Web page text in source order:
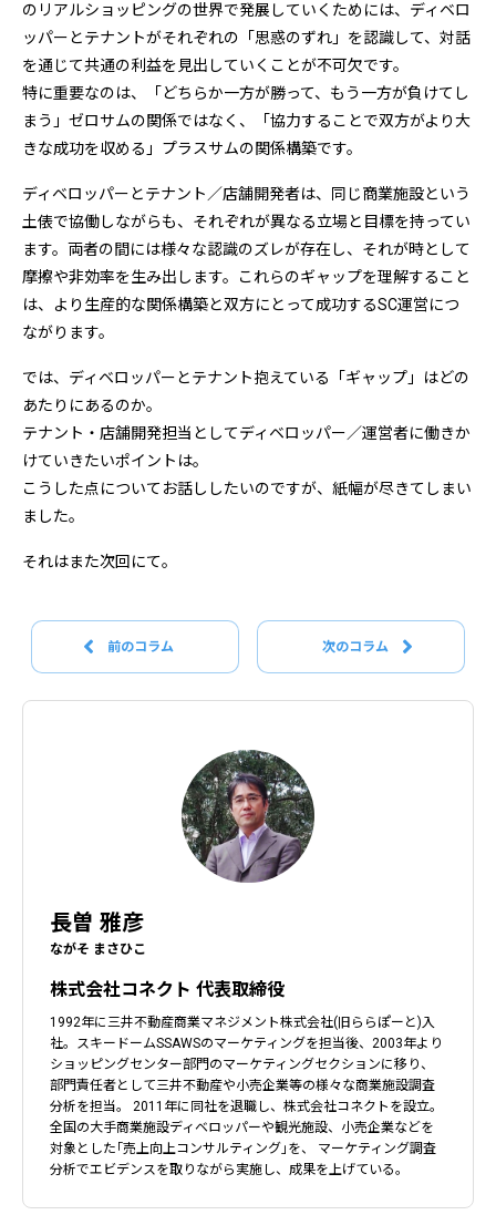
のリアルショッピングの世界で発展していくためには、ディベロ
ッパーとテナントがそれぞれの「思惑のずれ」を認識して、対話
を通じて共通の利益を見出していくことが不可欠です。
特に重要なのは、「どちらか一方が勝って、もう一方が負けてし
まう」ゼロサムの関係ではなく、「協力することで双方がより大
きな成功を収める」プラスサムの関係構築です。
ディベロッパーとテナント／店舗開発者は、同じ商業施設という
土俵で協働しながらも、それぞれが異なる立場と目標を持ってい
ます。両者の間には様々な認識のズレが存在し、それが時として
摩擦や非効率を生み出します。これらのギャップを理解すること
は、より生産的な関係構築と双方にとって成功するSC運営につ
ながります。
では、ディベロッパーとテナント抱えている「ギャップ」はどの
あたりにあるのか。
テナント・店舗開発担当としてディベロッパー／運営者に働きか
けていきたいポイントは。
こうした点についてお話ししたいのですが、紙幅が尽きてしまい
ました。
それはまた次回にて。
前のコラム 次のコラム
長曽 雅彦
ながそ まさひこ
株式会社コネクト 代表取締役
1992年に三井不動産商業マネジメント株式会社(旧ららぽーと)入
社。スキードームSSAWSのマーケティングを担当後、2003年より
ショッピングセンター部門のマーケティングセクションに移り、
部門責任者として三井不動産や小売企業等の様々な商業施設調査
分析を担当。 2011年に同社を退職し、株式会社コネクトを設立。
全国の大手商業施設ディベロッパーや観光施設、小売企業などを
対象とした｢売上向上コンサルティング｣を、 マーケティング調査
分析でエビデンスを取りながら実施し、成果を上げている。